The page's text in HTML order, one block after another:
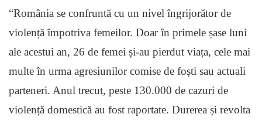
“România se confruntă cu un nivel îngrijorător de
violență împotriva femeilor. Doar în primele șase luni
ale acestui an, 26 de femei și-au pierdut viața, cele mai
multe în urma agresiunilor comise de foști sau actuali
parteneri. Anul trecut, peste 130.000 de cazuri de
violență domestică au fost raportate. Durerea și revolta